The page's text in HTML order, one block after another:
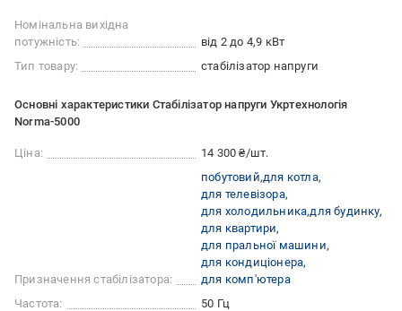
Номінальна вихідна
потужність:
від 2 до 4,9 кВт
Тип товару:
стабілізатор напруги
Основні характеристики Стабілізатор напруги Укртехнологія
Norma-5000
Ціна: 14 300 ₴/шт.
Призначення стабілізатора:
побутовий для котла
для телевізора
для холодильника для будинку
для квартири
для пральної машини
для кондиціонера
для комп'ютера
Частота:
50 Гц